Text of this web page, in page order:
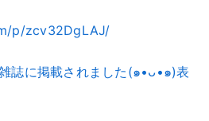
誌に掲載されました(๑•ᴗ•๑)表